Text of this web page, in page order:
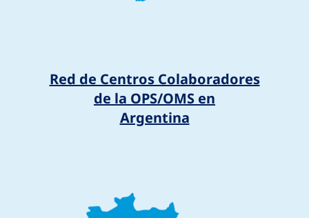
Red de Centros Colaboradores
de la OPS/OMS en
Argentina